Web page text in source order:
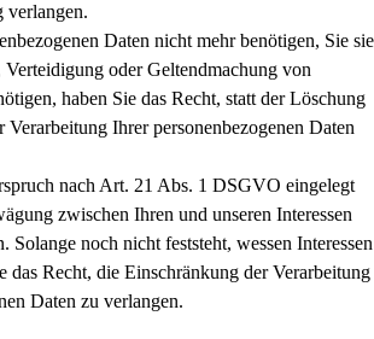
verlangen.
Daten nicht mehr benötigen, Sie sie
oder Geltendmachung von
haben Sie das Recht, statt der Löschung
Ihrer personenbezogenen Daten
nach Art. 21 Abs. 1 DSGVO eingelegt
zwischen Ihren und unseren Interessen
Solange noch nicht feststeht, wessen Interessen
das Recht, die Einschränkung der Verarbeitung
Daten zu verlangen.